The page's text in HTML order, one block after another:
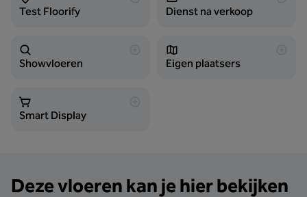
Test Floorify Dienst na verkoop
Showvloeren Eigen plaatsers
Smart Display
Deze vloeren kan je hier bekijken